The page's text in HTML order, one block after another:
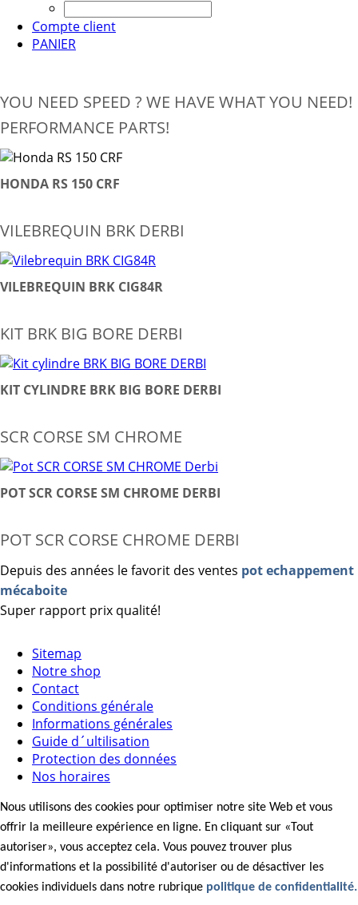
Compte client
PANIER
YOU NEED SPEED ? WE HAVE WHAT YOU NEED!
PERFORMANCE PARTS!
HONDA RS 150 CRF
VILEBREQUIN BRK DERBI
VILEBREQUIN BRK CIG84R
KIT BRK BIG BORE DERBI
KIT CYLINDRE BRK BIG BORE DERBI
SCR CORSE SM CHROME
POT SCR CORSE SM CHROME DERBI
POT SCR CORSE CHROME DERBI
Depuis des années le favorit des ventes pot echappement
mécaboite
Super rapport prix qualité!
Sitemap
Notre shop
Contact
Conditions générale
Informations générales
Guide d´ultilisation
Protection des données
Nos horaires
Nous utilisons des cookies pour optimiser notre site Web et vous
offrir la meilleure expérience en ligne. En cliquant sur «Tout
autoriser», vous acceptez cela. Vous pouvez trouver plus
d'informations et la possibilité d'autoriser ou de désactiver les
cookies individuels dans notre rubrique politique de confidentialité.